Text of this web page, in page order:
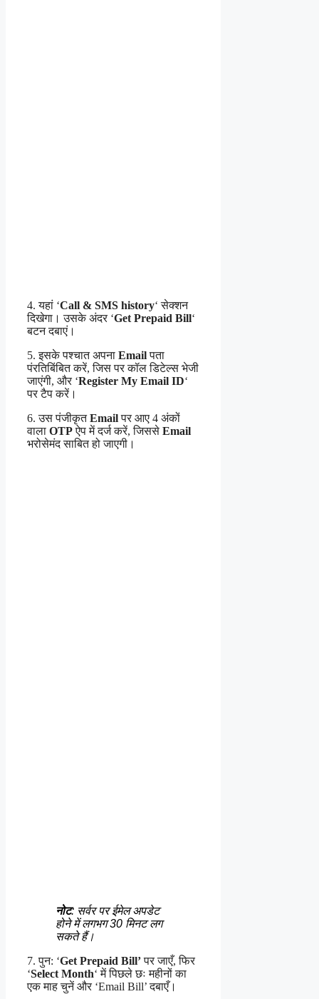
4. यहां ‘Call & SMS history‘ सेक्शन
दिखेगा। उसके अंदर ‘Get Prepaid Bill‘
बटन दबाएं।
5. इसके पश्चात अपना Emailपता
पंरतिबिंबित करें, जिस पर कॉल डिटेल्स भेजी
जाएंगी, और ‘Register My Email ID‘
पर टैप करें।
6. उस पंजीकृतEmailपर आए 4 अंकों
वाला OTPऐप में दर्ज करें, जिससे Email
भरोसेमंद साबित हो जाएगी।
नोट: सर्वर पर ईमेल अपडेट
होने में लगभग 30 मिनट लग
सकते हैं।
7. पुन: ‘Get Prepaid Bill’पर जाएँ, फिर
‘Select Month‘ में पिछले छः महीनों का
एक माह चुनें और ‘Email Bill’ दबाएँ।